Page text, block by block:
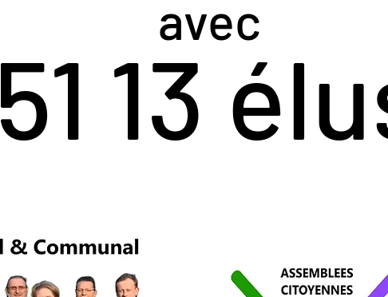
avec
51 13